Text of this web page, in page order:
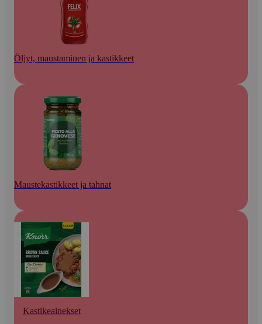
Öljyt, maustaminen ja kastikkeet
Maustekastikkeet ja tahnat
Kastikeainekset